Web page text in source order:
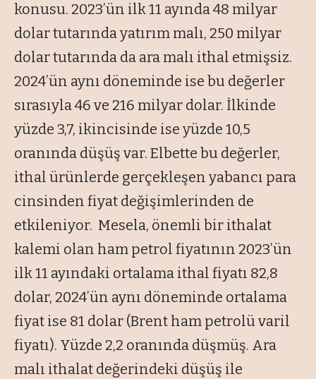
konusu. 2023’ün ilk 11 ayında 48 milyar
dolar tutarında yatırım malı, 250 milyar
dolar tutarında da ara malı ithal etmişsiz.
2024’ün aynı döneminde ise bu değerler
sırasıyla 46 ve 216 milyar dolar. İlkinde
yüzde 3,7, ikincisinde ise yüzde 10,5
oranında düşüş var. Elbette bu değerler,
ithal ürünlerde gerçekleşen yabancı para
cinsinden fiyat değişimlerinden de
etkileniyor. Mesela, önemli bir ithalat
kalemi olan ham petrol fiyatının 2023’ün
ilk 11 ayındaki ortalama ithal fiyatı 82,8
dolar, 2024’ün aynı döneminde ortalama
fiyat ise 81 dolar (Brent ham petrolü varil
fiyatı). Yüzde 2,2 oranında düşmüş. Ara
malı ithalat değerindeki düşüş ile